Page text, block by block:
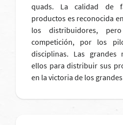
quads. La calidad de
productos es reconocida
los distribuidores,
competición, por los
disciplinas. Las grandes
ellos para distribuir sus
en la victoria de los